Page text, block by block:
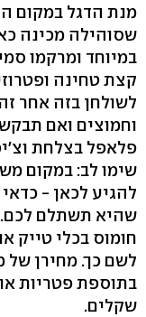
מנת הדגל במקום
שסוהילה מכינה
במיוחד ומרקמו
קצת טחינה
לשולחן בזה אחר
וחמוצים ואם
פלאפל בצלחת
שימו לב: במקום
להגיע לכאן -
שהיא תשתלם לכם.
חומוס בכלי טייק
שקלים.